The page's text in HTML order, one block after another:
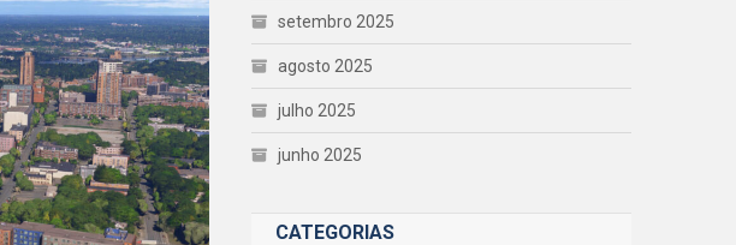
setembro 2025
agosto 2025
julho 2025
junho 2025
CATEGORIAS